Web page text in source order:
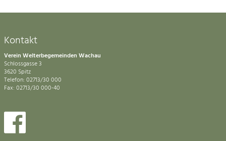
Kontakt
Verein Welterbegemeinden Wachau
Schlossgasse 3
3620 Spitz
Telefon: 02713/30 000
Fax: 02713/30 000-40